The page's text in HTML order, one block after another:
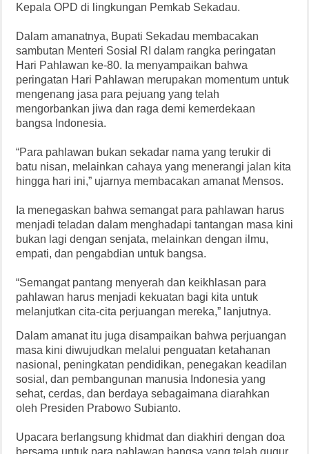
Kepala OPD di lingkungan Pemkab Sekadau.
Dalam amanatnya, Bupati Sekadau membacakan
sambutan Menteri Sosial RI dalam rangka peringatan
Hari Pahlawan ke-80. Ia menyampaikan bahwa
peringatan Hari Pahlawan merupakan momentum untuk
mengenang jasa para pejuang yang telah
mengorbankan jiwa dan raga demi kemerdekaan
bangsa Indonesia.
“Para pahlawan bukan sekadar nama yang terukir di
batu nisan, melainkan cahaya yang menerangi jalan kita
hingga hari ini,” ujarnya membacakan amanat Mensos.
Ia menegaskan bahwa semangat para pahlawan harus
menjadi teladan dalam menghadapi tantangan masa kini
bukan lagi dengan senjata, melainkan dengan ilmu,
empati, dan pengabdian untuk bangsa.
“Semangat pantang menyerah dan keikhlasan para
pahlawan harus menjadi kekuatan bagi kita untuk
melanjutkan cita-cita perjuangan mereka,” lanjutnya.
Dalam amanat itu juga disampaikan bahwa perjuangan
masa kini diwujudkan melalui penguatan ketahanan
nasional, peningkatan pendidikan, penegakan keadilan
sosial, dan pembangunan manusia Indonesia yang
sehat, cerdas, dan berdaya sebagaimana diarahkan
oleh Presiden Prabowo Subianto.
Upacara berlangsung khidmat dan diakhiri dengan doa
bersama untuk para pahlawan bangsa yang telah gugur